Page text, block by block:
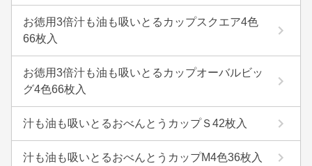
お徳用3倍汁も油も吸いとるカップスクエア4色
66枚入
お徳用3倍汁も油も吸いとるカップオーバルビッ
グ4色66枚入
汁も油も吸いとるおべんとうカップＳ42枚入
汁も油も吸いとるおべんとうカップM4色36枚入